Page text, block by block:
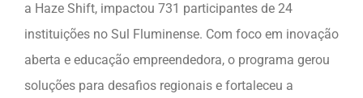
a Haze Shift, impactou 731 participantes de 24
instituições no Sul Fluminense. Com foco em inovação
aberta e educação empreendedora, o programa gerou
soluções para desafios regionais e fortaleceu a